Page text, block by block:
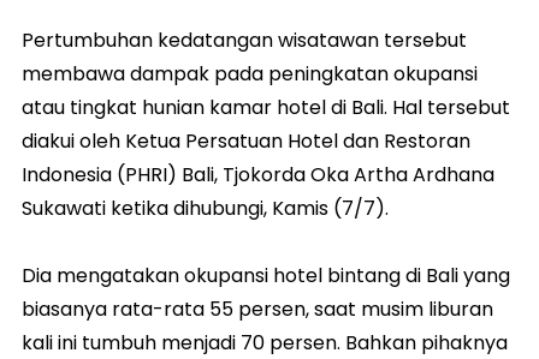
Pertumbuhan kedatangan wisatawan tersebut
membawa dampak pada peningkatan okupansi
atau tingkat hunian kamar hotel di Bali. Hal tersebut
diakui oleh Ketua Persatuan Hotel dan Restoran
Indonesia (PHRI) Bali, Tjokorda Oka Artha Ardhana
Sukawati ketika dihubungi, Kamis (7/7).
Dia mengatakan okupansi hotel bintang di Bali yang
biasanya rata-rata 55 persen, saat musim liburan
kali ini tumbuh menjadi 70 persen. Bahkan pihaknya